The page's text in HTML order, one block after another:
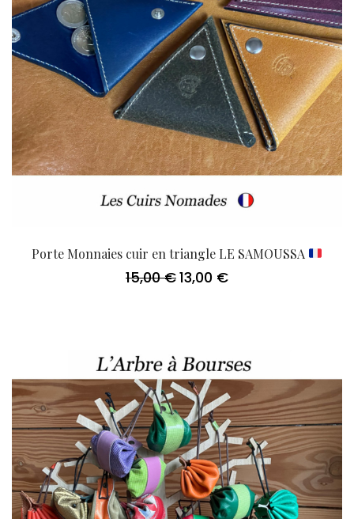
Porte Monnaies cuir en triangle LE SAMOUSSA
15,00€ Le
13,00 €Le